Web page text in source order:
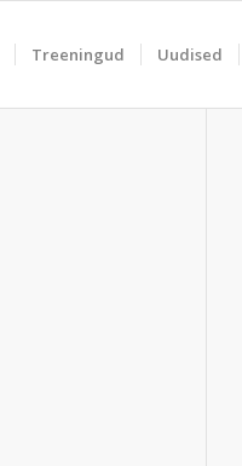
Treeningud Uudised